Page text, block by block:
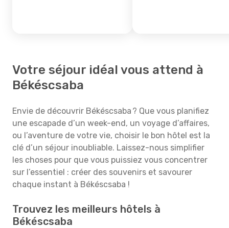
Votre séjour idéal vous attend à
Békéscsaba
Envie de découvrir Békéscsaba ? Que vous planifiez
une escapade d’un week-end, un voyage d’affaires,
ou l’aventure de votre vie, choisir le bon hôtel est la
clé d’un séjour inoubliable. Laissez-nous simplifier
les choses pour que vous puissiez vous concentrer
sur l’essentiel : créer des souvenirs et savourer
chaque instant à Békéscsaba !
Trouvez les meilleurs hôtels à
Békéscsaba